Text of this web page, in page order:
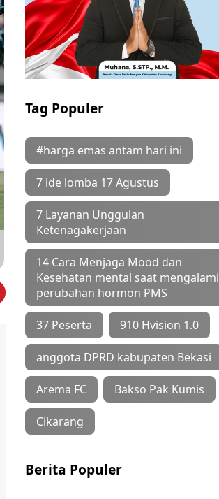
Tag Populer
#harga emas antam hari ini
7 ide lomba 17 Agustus
7 Layanan Unggulan
Ketenagakerjaan
14 Cara Menjaga Mood dan
Kesehatan mental saat mengalami
perubahan hormon PMS
37 Peserta 910 Hvision 1.0
anggota DPRD kabupaten Bekasi
Arema FC Bakso Pak Kumis
Cikarang
Berita Populer